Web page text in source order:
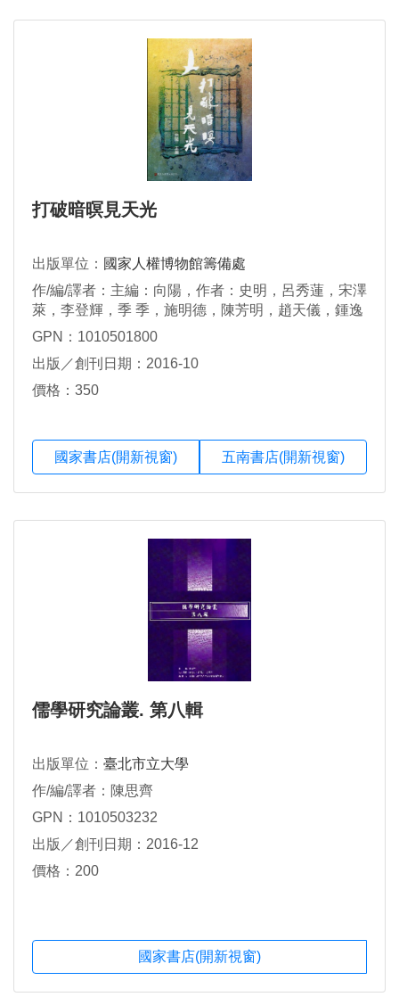
打破暗暝見天光
出版單位： 國家人權博物館籌備處
作/編/譯者：主編：向陽，作者：史明，呂秀蓮，宋澤
萊，李登輝，季 季，施明德，陳芳明，趙天儀，鍾逸
人
GPN：1010501800
出版／創刊日期：2016-10
價格：350
國家書店(開新視窗) 五南書店(開新視窗)
儒學研究論叢. 第八輯
出版單位： 臺北市立大學
作/編/譯者：陳思齊
GPN：1010503232
出版／創刊日期：2016-12
價格：200
國家書店(開新視窗)